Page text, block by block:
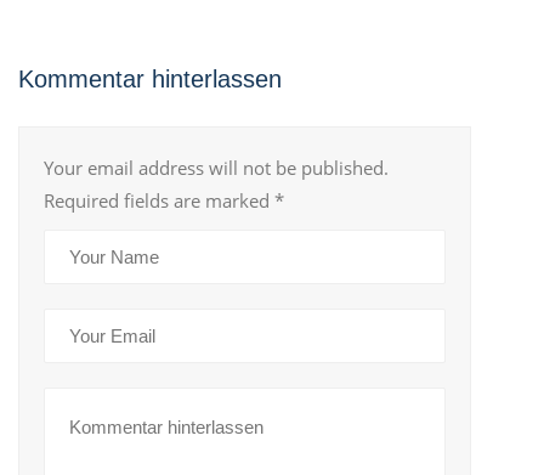
Kommentar hinterlassen
Your email address will not be published.
Required fields are marked *